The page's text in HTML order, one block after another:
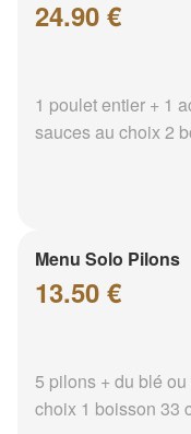
24.90 €
1 poulet entier + 1
sauces au choix 2
Menu Solo Pilons
13.50 €
5 pilons + du blé
choix 1 boisson 33